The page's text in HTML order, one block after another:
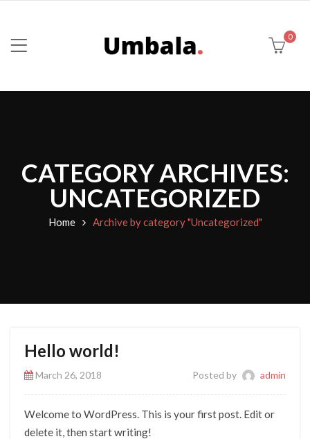
0
CATEGORY ARCHIVES:
UNCATEGORIZED
Home Archive by category "Uncategorized"
Hello world!
March 26, 2018 Posted by admin
Welcome to WordPress. This is your first post. Edit or
delete it, then start writing!